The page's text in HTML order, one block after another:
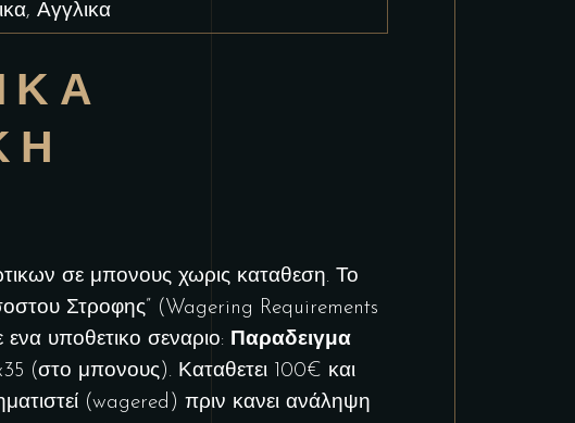
Αγγλικα
σε μπονους χωρις καταθεση. Το
Στροφης” (Wagering Requirements
υποθετικο σεναριο: Παραδειγμα
(στο μπονους). Καταθετει 100€ και
(wagered) πριν κανει ανάληψη